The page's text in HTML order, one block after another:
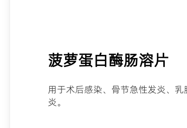
菠萝蛋白酶肠溶片
用于术后感染、骨节急性发炎、
炎。